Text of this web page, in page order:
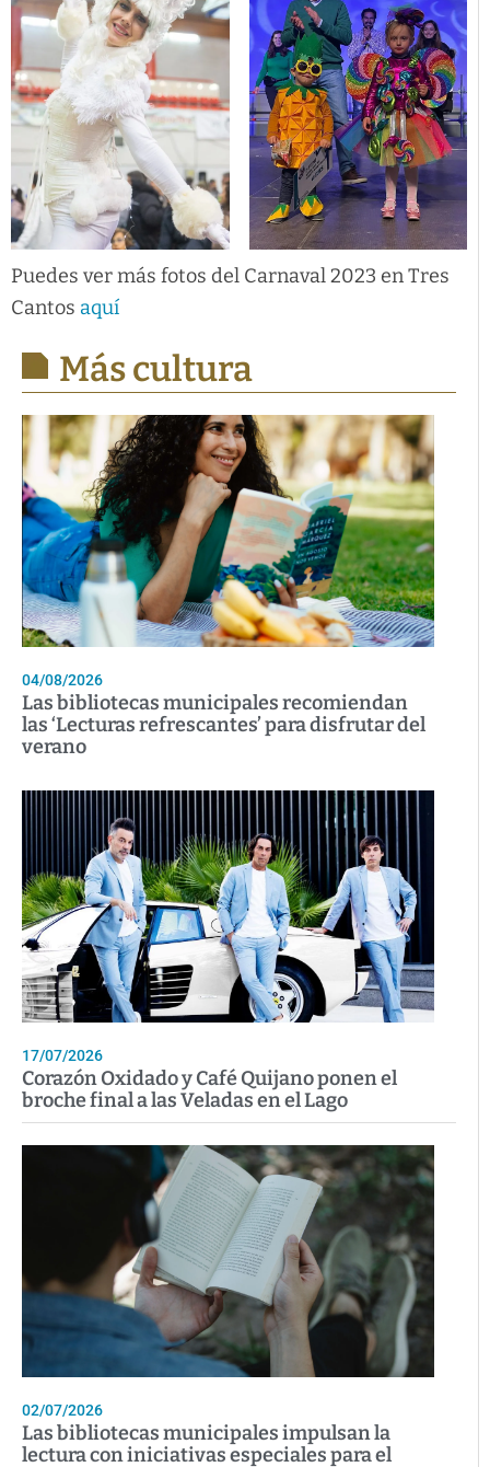
Puedes ver más fotos del Carnaval 2023 en Tres
Cantos aquí
Más cultura
04/08/2026
Las bibliotecas municipales recomiendan
las ‘Lecturas refrescantes’ para disfrutar del
verano
17/07/2026
Corazón Oxidado y Café Quijano ponen el
broche final a las Veladas en el Lago
02/07/2026
Las bibliotecas municipales impulsan la
lectura con iniciativas especiales para el